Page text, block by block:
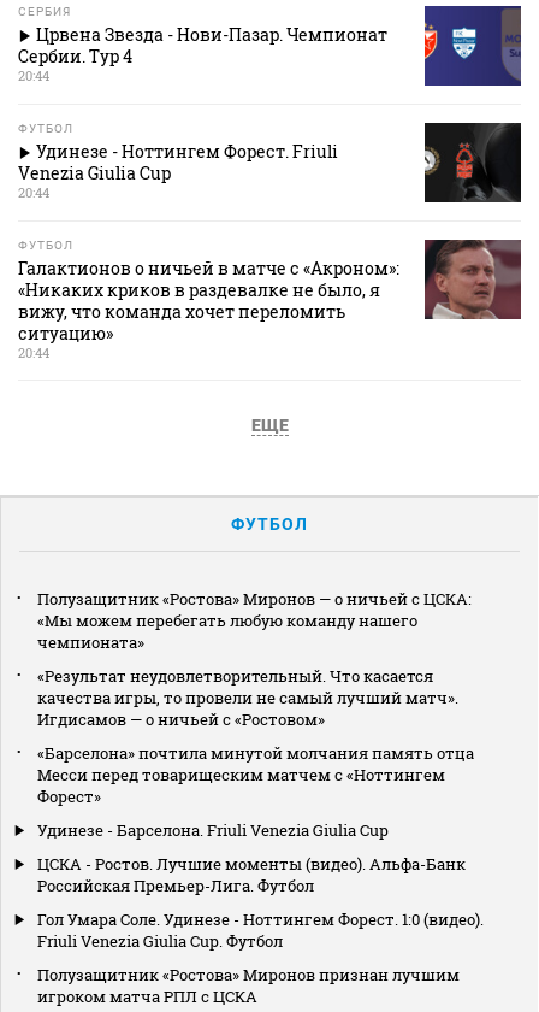
СЕРБИЯ
Црвена Звезда - Нови-Пазар. Чемпионат
Сербии. Тур 4
20:44
ФУТБОЛ
Удинезе - Ноттингем Форест. Friuli
Venezia Giulia Cup
20:44
ФУТБОЛ
Галактионов о ничьей в матче с «Акроном»:
«Никаких криков в раздевалке не было, я
вижу, что команда хочет переломить
ситуацию»
20:44
ЕЩЕ
ФУТБОЛ
Полузащитник «Ростова» Миронов — о ничьей с ЦСКА:
«Мы можем перебегать любую команду нашего
чемпионата»
«Результат неудовлетворительный. Что касается
качества игры, то провели не самый лучший матч».
Игдисамов — о ничьей с «Ростовом»
«Барселона» почтила минутой молчания память отца
Месси перед товарищеским матчем с «Ноттингем
Форест»
Удинезе - Барселона. Friuli Venezia Giulia Cup
ЦСКА - Ростов. Лучшие моменты (видео). Альфа-Банк
Российская Премьер-Лига. Футбол
Гол Умара Соле. Удинезе - Ноттингем Форест. 1:0 (видео).
Friuli Venezia Giulia Cup. Футбол
Полузащитник «Ростова» Миронов признан лучшим
игроком матча РПЛ с ЦСКА